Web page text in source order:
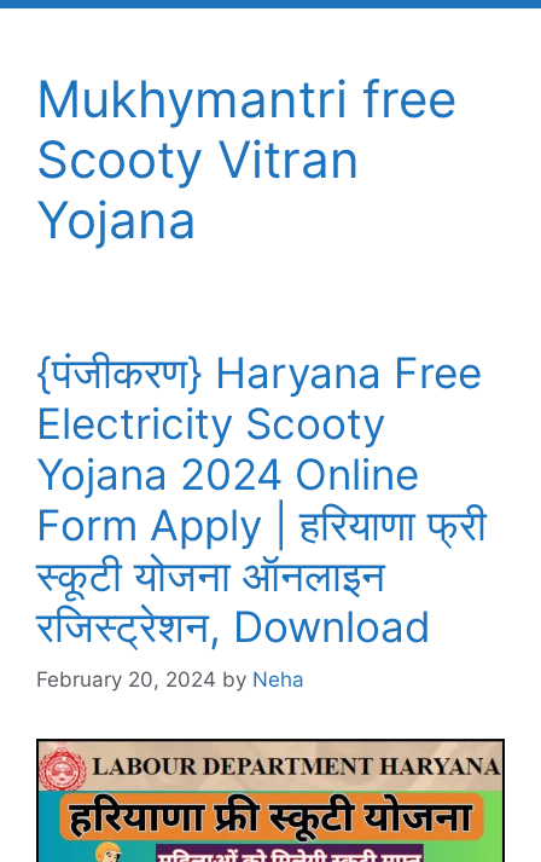
Mukhymantri free
Scooty Vitran
Yojana
{पंजीकरण} Haryana Free
Electricity Scooty
Yojana 2024 Online
Form Apply | हरियाणा फ्री
स्कूटी योजना ऑनलाइन
रजिस्ट्रेशन, Download
February 20, 2024 by Neha